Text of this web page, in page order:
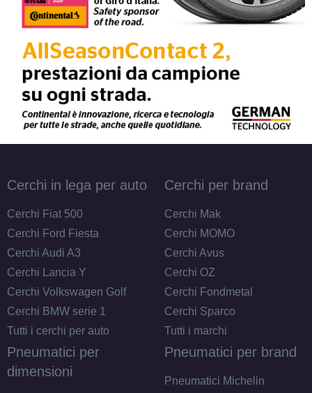
235/60 R17 106V M+S
XL
Disponibile
235/65 R17 108V M+S
XL
Disponibile
XL
Disponibile
Cerchi in lega per auto
Cerchi Fiat 500
Cerchi Ford Fiesta
Cerchi Audi A3
Cerchi Lancia Y
Cerchi Volkswagen Golf
Cerchi BMW serie 1
Tutti i cerchi per auto
Cerchi per brand
Cerchi Mak
Cerchi MOMO
Cerchi Avus
Cerchi OZ
Cerchi Fondmetal
Cerchi Sparco
Tutti i marchi
Pneumatici per
dimensioni
Pneumatici per brand
Pneumatici Michelin